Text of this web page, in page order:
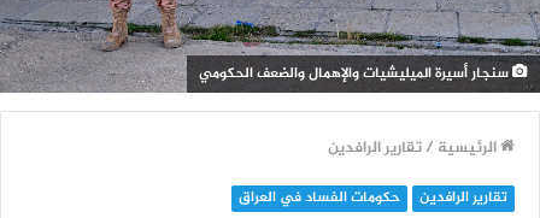
سنجار أسيرة الميليشيات والإهمال والضعف الحكومي
الرئيسية /تقارير الرافدين
تقارير الرافدين حكومات الفساد في العراق